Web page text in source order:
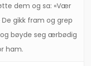
dem og sa: «Vær
De gikk fram og grep
bøyde seg ærbødig
ham.